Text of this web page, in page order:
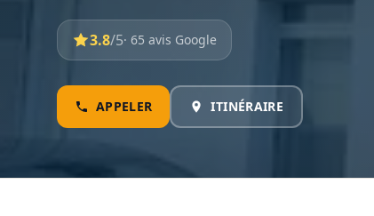
3.8/5· 65 avis Google
APPELER ITINÉRAIRE